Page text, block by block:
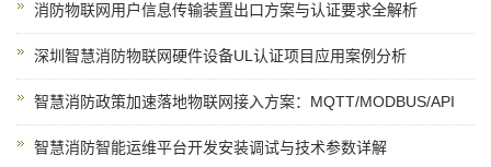
消防物联网用户信息传输装置出口方案与认证要求全解析
深圳智慧消防物联网硬件设备UL认证项目应用案例分析
智慧消防政策加速落地物联网接入方案：MQTT/MODBUS/API
智慧消防智能运维平台开发安装调试与技术参数详解